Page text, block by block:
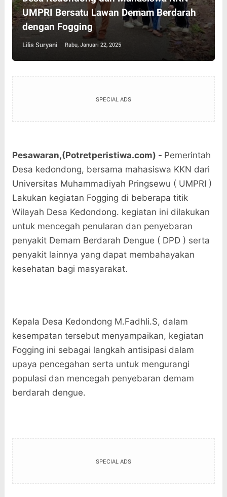
UMPRI Bersatu Lawan Demam Berdarah
dengan Fogging
Lilis Suryani Rabu, Januari 22, 2025
SPECIAL ADS
Pesawaran,(Potretperistiwa.com) - Pemerintah
Desa kedondong, bersama mahasiswa KKN dari
Universitas Muhammadiyah Pringsewu ( UMPRI )
Lakukan kegiatan Fogging di beberapa titik
Wilayah Desa Kedondong. kegiatan ini dilakukan
untuk mencegah penularan dan penyebaran
penyakit Demam Berdarah Dengue ( DPD ) serta
penyakit lainnya yang dapat membahayakan
kesehatan bagi masyarakat.
Kepala Desa Kedondong M.Fadhli.S, dalam
kesempatan tersebut menyampaikan, kegiatan
Fogging ini sebagai langkah antisipasi dalam
upaya pencegahan serta untuk mengurangi
populasi dan mencegah penyebaran demam
berdarah dengue.
SPECIAL ADS